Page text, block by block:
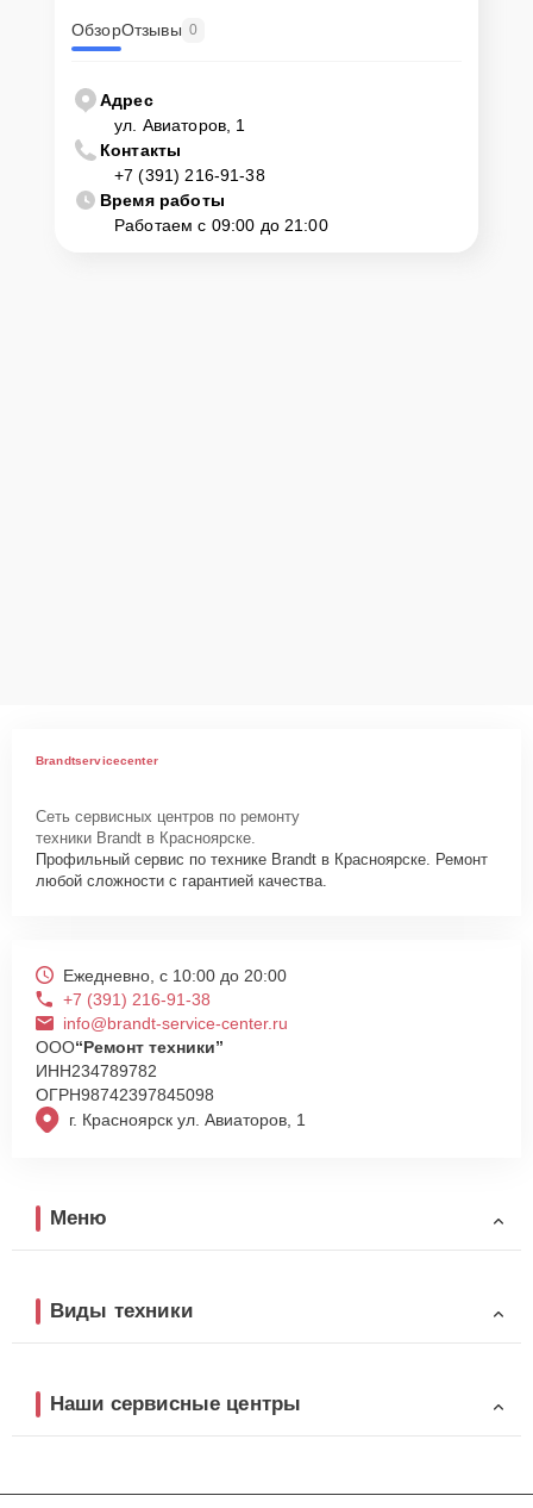
ОбзорОтзывы 0
Адрес
ул. Авиаторов, 1
Контакты
+7 (391) 216-91-38
Время работы
Работаем с 09:00 до 21:00
Brandtservicecenter
Сеть сервисных центров по ремонту
техники Brandt в Красноярске.
Профильный сервис по технике Brandt в Красноярске. Ремонт
любой сложности с гарантией качества.
г. Красноярск ул. Авиаторов, 1
Ежедневно, с 10:00 до 20:00
+7 (391) 216-91-38
info@brandt-service-center.ru
ООО“Ремонт техники”
ИНН234789782
ОГРН98742397845098
Меню
Виды техники
Наши сервисные центры